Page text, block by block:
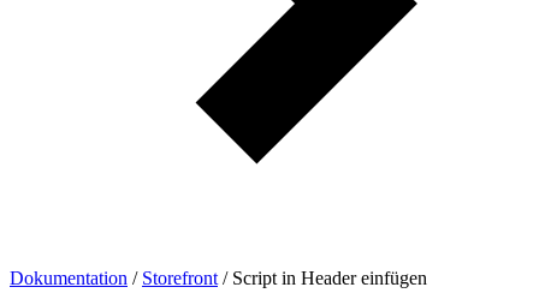
Dokumentation / Storefront / Script in Header einfügen